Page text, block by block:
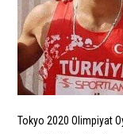
Tokyo 2020 Olimpiyat